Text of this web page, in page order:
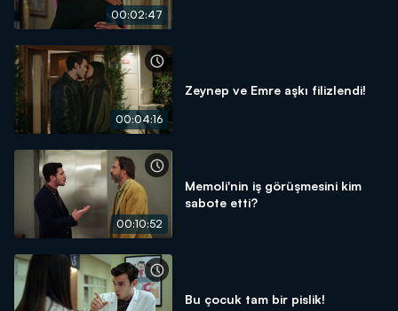
00:02:47
00:04:16
Zeynep ve Emre aşkı filizlendi!
00:10:52
Memoli'nin iş görüşmesini kim
sabote etti?
Bu çocuk tam bir pislik!